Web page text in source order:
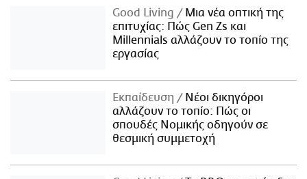
Good Living
Μια νέα οπτική της
επιτυχίας: Πώς Gen Zs και
Millennials αλλάζουν το τοπίο της
εργασίας
Εκπαίδευση
Νέοι δικηγόροι
αλλάζουν το τοπίο: Πώς οι
σπουδές Νομικής οδηγούν σε
θεσμική συμμετοχή